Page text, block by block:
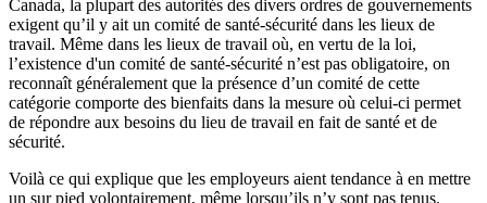
Canada, la plupart des autorités des divers ordres de gouvernements
exigent qu’il y ait un comité de santé-sécurité dans les lieux de
travail. Même dans les lieux de travail où, en vertu de la loi,
l’existence d'un comité de santé-sécurité n’est pas obligatoire, on
reconnaît généralement que la présence d’un comité de cette
catégorie comporte des bienfaits dans la mesure où celui-ci permet
de répondre aux besoins du lieu de travail en fait de santé et de
sécurité.
Voilà ce qui explique que les employeurs aient tendance à en mettre
un sur pied volontairement, même lorsqu’ils n’y sont pas tenus.